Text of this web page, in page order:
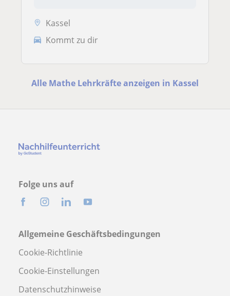
Kassel
Kommt zu dir
Alle Mathe Lehrkräfte anzeigen in Kassel
Folge uns auf
Allgemeine Geschäftsbedingungen
Cookie-Richtlinie
Cookie-Einstellungen
Datenschutzhinweise